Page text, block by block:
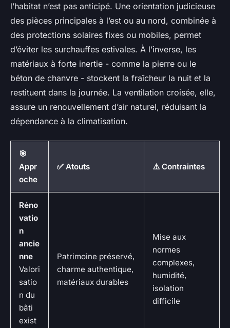
l’habitat n’est pas anticipé. Une orientation judicieuse
des pièces principales à l’est ou au nord, combinée à
des protections solaires fixes ou mobiles, permet
d’éviter les surchauffes estivales. À l’inverse, les
matériaux à forte inertie - comme la pierre ou le
béton de chanvre - stockent la fraîcheur la nuit et la
restituent dans la journée. La ventilation croisée, elle,
assure un renouvellement d’air naturel, réduisant la
dépendance à la climatisation.
🎯
Appr
oche
✅ Atouts ⚠️ Contraintes
Réno
vatio
n
ancie
nne
Valori
satio
n du
bâti
exist
Patrimoine préservé,
charme authentique,
matériaux durables
Mise aux
normes
complexes,
humidité,
isolation
difficile